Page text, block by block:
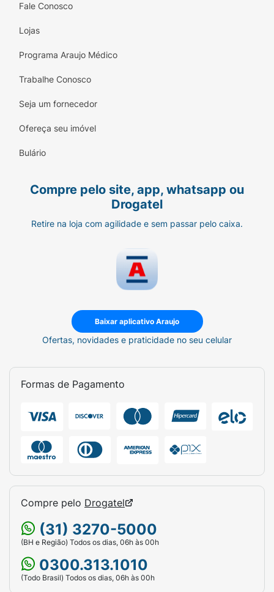
(*) %Valores diários de referencia com base em uma
necessidades energéticas (**)VD não estabelecido.
Fale Conosco
Lojas
Programa Araujo Médico
Trabalhe Conosco
Seja um fornecedor
Ofereça seu imóvel
Bulário
Compre pelo site, app, whatsapp ou
Drogatel
Retire na loja com agilidade e sem passar pelo caixa.
Baixar aplicativo Araujo
Ofertas, novidades e praticidade no seu celular
Formas de Pagamento
Compre pelo Drogatel
(31) 3270-5000
(BH e Região) Todos os dias, 06h às 00h
0300.313.1010
(Todo Brasil) Todos os dias, 06h às 00h